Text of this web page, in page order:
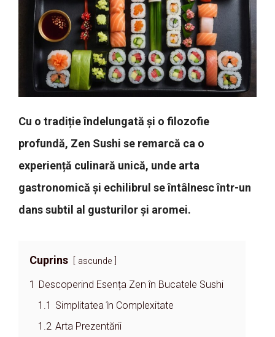
Cu o tradiție îndelungată și o filozofie
profundă, Zen Sushi se remarcă ca o
experiență culinară unică, unde arta
gastronomică și echilibrul se întâlnesc într-un
dans subtil al gusturilor și aromei.
Cuprins ascunde
1 Descoperind Esența Zen în Bucatele Sushi
1.1 Simplitatea în Complexitate
1.2 Arta Prezentării